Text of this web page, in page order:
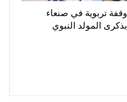
وقفة تربوية في صنعاء
بذكرى المولد النبوي